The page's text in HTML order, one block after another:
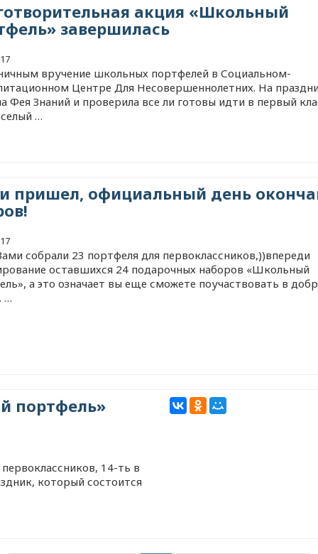
акция «Школьный
завершилась
вручение школьных портфелей в Социальном-
Центре Для Несовершеннолетних. На
Фея Знаний и проверила все ли готовы идти в первый
…
пришел, официальный день
собрали 23 портфеля для первоклассников,))впереди
оставшихся 24 подарочных наборов «Школьный
а это означает вы еще сможете поучаствовать в
…
портфель»
14-ть в
который состоится